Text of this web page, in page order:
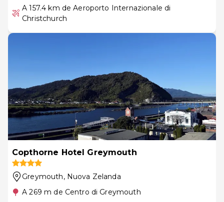
A 157.4 km de Aeroporto Internazionale di
Christchurch
Copthorne Hotel Greymouth
Greymouth, Nuova Zelanda
A 269 m de Centro di Greymouth